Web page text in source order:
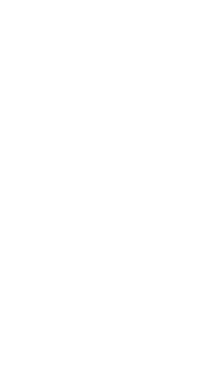
favoritos
favoritos